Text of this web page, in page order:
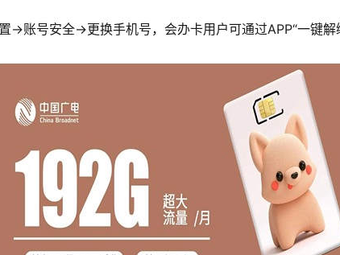
账号安全→更换手机号，会办卡用户可通过APP“一键解